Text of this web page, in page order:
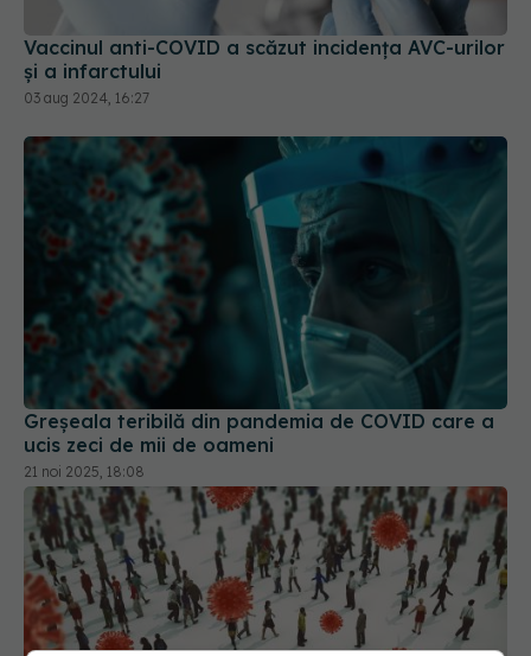
Vaccinul anti-COVID a scăzut incidența AVC-urilor
și a infarctului
03 aug 2024, 16:27
Greșeala teribilă din pandemia de COVID care a
ucis zeci de mii de oameni
21 noi 2025, 18:08